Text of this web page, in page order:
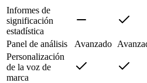
Informes de
significación
estadística
Panel de análisis
Avanzado
Personalización
de la voz de
marca